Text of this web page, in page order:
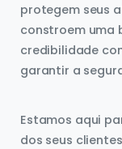
protegem seus
constroem uma
credibilidade
garantir a
Estamos aqui
dos seus